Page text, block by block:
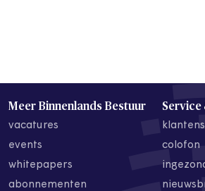
Meer Binnenlands Bestuur
vacatures
events
whitepapers
abonnementen
Service
colofon